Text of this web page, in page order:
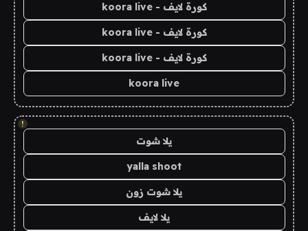
كورة لايف - koora live
كورة لايف - koora live
كورة لايف - koora live
koora live
!
يلا شوت
yalla shoot
يلا شوت زون
يلا لايف